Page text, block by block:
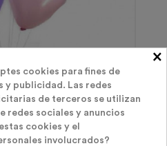
×
cookies para fines de
y publicidad. Las redes
de terceros se utilizan
redes sociales y anuncios
cookies y el
involucrados?